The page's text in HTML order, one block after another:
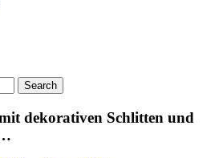
dekorativen Schlitten und